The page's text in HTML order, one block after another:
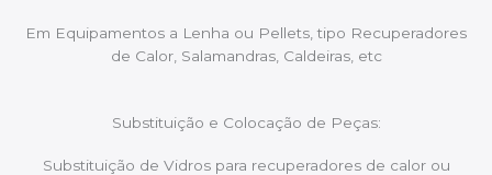
Em Equipamentos a Lenha ou Pellets, tipo Recuperadores
de Calor, Salamandras, Caldeiras, etc
Substituição e Colocação de Peças:
Substituição de Vidros para recuperadores de calor ou